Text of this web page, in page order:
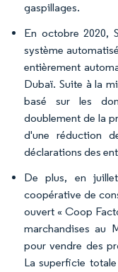
gaspillages.
En octobre 2020,
système
entièrement
Dubaï. Suite à la
basé sur les
doublement de la
d'une réduction
déclarations des
De plus, en
coopérative de
ouvert « Coop
marchandises au
pour vendre des
La superficie